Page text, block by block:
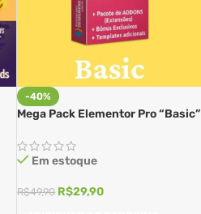
-40%
Mega Pack Elementor Pro “Basic”
Em estoque
R$49,90 R$29,90